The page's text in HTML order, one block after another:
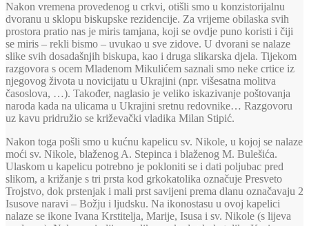
Nakon vremena provedenog u crkvi, otišli smo u konzistorijalnu
dvoranu u sklopu biskupske rezidencije. Za vrijeme obilaska svih
prostora pratio nas je miris tamjana, koji se ovdje puno koristi i čiji
se miris – rekli bismo – uvukao u sve zidove. U dvorani se nalaze
slike svih dosadašnjih biskupa, kao i druga slikarska djela. Tijekom
razgovora s ocem Mladenom Mikulićem saznali smo neke crtice iz
njegovog života u novicijatu u Ukrajini (npr. višesatna molitva
časoslova, …). Također, naglasio je veliko iskazivanje poštovanja
naroda kada na ulicama u Ukrajini sretnu redovnike… Razgovoru
uz kavu pridružio se križevački vladika Milan Stipić.
Nakon toga pošli smo u kućnu kapelicu sv. Nikole, u kojoj se nalaze
moći sv. Nikole, blaženog A. Stepinca i blaženog M. Bulešića.
Ulaskom u kapelicu potrebno je pokloniti se i dati poljubac pred
slikom, a križanje s tri prsta kod grkokatolika označuje Presveto
Trojstvo, dok prstenjak i mali prst savijeni prema dlanu označavaju 2
Isusove naravi – Božju i ljudsku. Na ikonostasu u ovoj kapelici
nalaze se ikone Ivana Krstitelja, Marije, Isusa i sv. Nikole (s lijeva